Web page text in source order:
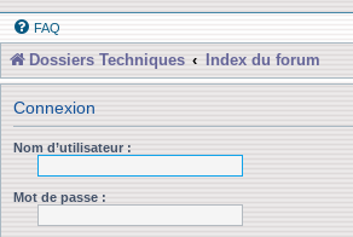
FAQ
Dossiers Techniques Index du forum
Connexion
Nom d’utilisateur :
Mot de passe :